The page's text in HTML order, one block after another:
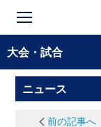
大会・試合
ニュース
前の記事へ